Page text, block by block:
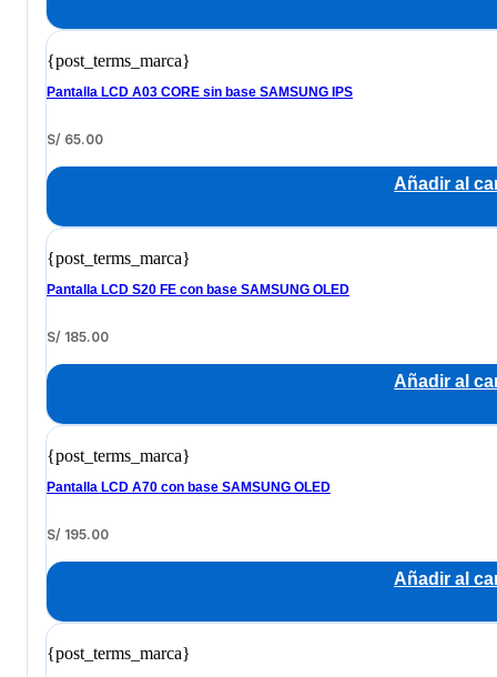
{post_terms_marca}
Pantalla LCD A03 CORE sin base SAMSUNG IPS
S/ 65.00
Añadir al
{post_terms_marca}
Pantalla LCD S20 FE con base SAMSUNG OLED
S/ 185.00
Añadir al
{post_terms_marca}
Pantalla LCD A70 con base SAMSUNG OLED
S/ 195.00
Añadir al
{post_terms_marca}